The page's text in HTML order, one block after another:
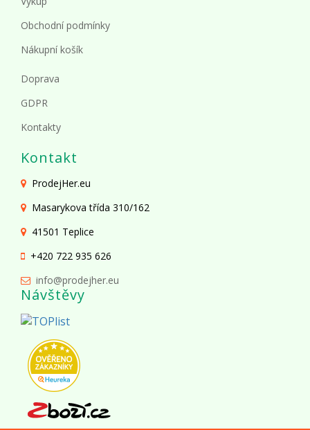
Obchodní podmínky
Nákupní košík
Doprava
GDPR
Kontakty
Kontakt
ProdejHer.eu
Masarykova třída 310/162
41501 Teplice
+420 722 935 626
info@prodejher.eu
Návštěvy